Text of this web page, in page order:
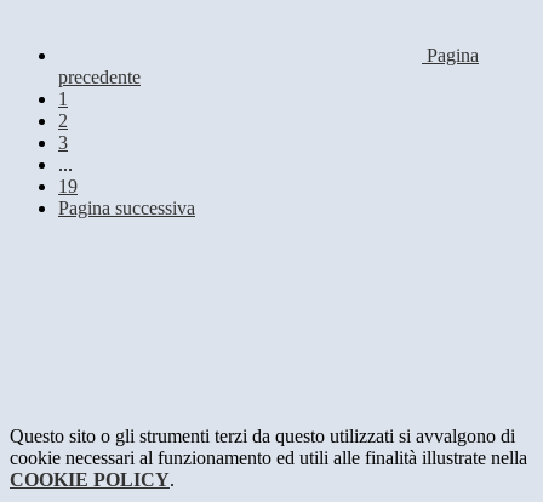
Pagina
precedente
1
2
3
...
19
Pagina successiva
Questo sito o gli strumenti terzi da questo utilizzati si avvalgono di
cookie necessari al funzionamento ed utili alle finalità illustrate nella
COOKIE POLICY.